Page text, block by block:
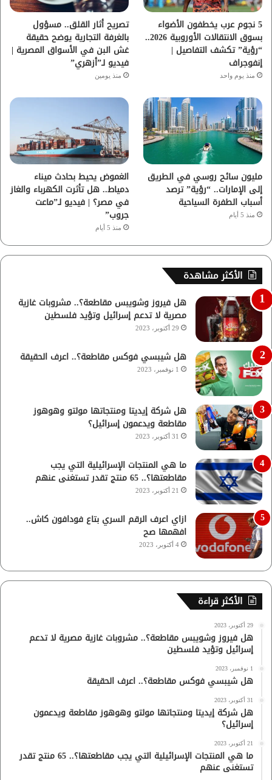
ا
م
5 نجوم عرب يخطفون الأضواء
بسوق الانتقالات الأوروبية 2026..
“رؤية” تكشف التفاصيل |
إنفوجراف
منذ يوم واحد
تصريح أثار القلق.. مسؤول
بالغرفة التجارية يوضح حقيقة
غش البن في الأسواق المصرية |
فيديو لـ”أزهري”
منذ يومين
مليون سائح روسي في الطريق
إلى الإمارات.. “رؤية” ترصد
أسباب الطفرة السياحية
منذ 5 أيام
الغموض يحيط بحادث ميناء
دمياط.. هل تأثرت الكهرباء والغاز
في مصر؟ | فيديو لـ”ماعت
جروب”
منذ 5 أيام
الأكثر مشاهدة
هل فيروز وشويبس مقاطعة؟.. مشروبات غازية
مصرية لا تدعم إسرائيل وتؤيد فلسطين
29 أكتوبر، 2023
هل شيبسي فوكس مقاطعة؟.. اعرف الحقيقة
1 نوفمبر، 2023
هل شركة إيديتا ومنتجاتها مولتو وهوهوز
مقاطعة ويدعمون إسرائيل؟
31 أكتوبر، 2023
ما هي المنتجات الإسرائيلية التي يجب
مقاطعتها؟.. 65 منتج تقدر تستغنى عنهم
21 أكتوبر، 2023
ازاي اعرف الرقم السري بتاع فودافون كاش..
افهمها صح
4 أكتوبر، 2023
الأكثر قراءة
29 أكتوبر، 2023
هل فيروز وشويبس مقاطعة؟.. مشروبات غازية مصرية لا تدعم
إسرائيل وتؤيد فلسطين
1 نوفمبر، 2023
هل شيبسي فوكس مقاطعة؟.. اعرف الحقيقة
31 أكتوبر، 2023
هل شركة إيديتا ومنتجاتها مولتو وهوهوز مقاطعة ويدعمون
إسرائيل؟
21 أكتوبر، 2023
ما هي المنتجات الإسرائيلية التي يجب مقاطعتها؟.. 65 منتج تقدر
تستغنى عنهم